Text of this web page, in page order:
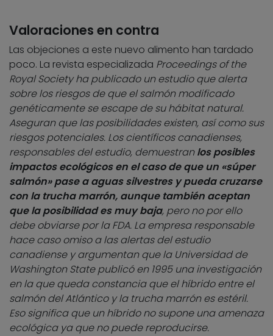
Valoraciones en contra
Las objeciones a este nuevo alimento han tardado
poco. La revista especializada Proceedings of the
Royal Society ha publicado un estudio que alerta
sobre los riesgos de que el salmón modificado
genéticamente se escape de su hábitat natural.
Aseguran que las posibilidades existen, así como sus
riesgos potenciales. Los científicos canadienses,
responsables del estudio, demuestranlos posibles
impactos ecológicos en el caso de que un «súper
salmón» pase a aguas silvestres y pueda cruzarse
con la trucha marrón, aunque también aceptan
que la posibilidad es muy baja, pero no por ello
debe obviarse por la FDA. La empresa responsable
hace caso omiso a las alertas del estudio
canadiense y argumentan que la Universidad de
Washington State publicó en 1995 una investigación
en la que queda constancia que el híbrido entre el
salmón del Atlántico y la trucha marrón es estéril.
Eso significa que un híbrido no supone una amenaza
ecológica ya que no puede reproducirse.